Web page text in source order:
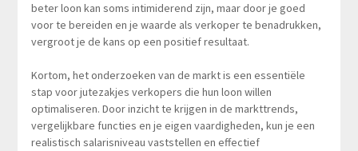
beter loon kan soms intimiderend zijn, maar door je goed
voor te bereiden en je waarde als verkoper te benadrukken,
vergroot je de kans op een positief resultaat.
Kortom, het onderzoeken van de markt is een essentiële
stap voor jutezakjes verkopers die hun loon willen
optimaliseren. Door inzicht te krijgen in de markttrends,
vergelijkbare functies en je eigen vaardigheden, kun je een
realistisch salarisniveau vaststellen en effectief